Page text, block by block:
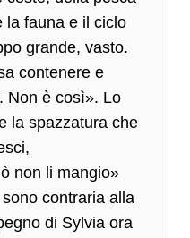
la fauna e il ciclo
grande, vasto.
contenere e
Non è così». Lo
la spazzatura che
non li mangio»
contraria alla
di Sylvia ora